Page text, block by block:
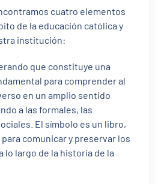
cuatro elementos
de la educación católica y
institución:
que constituye una
para comprender al
en un amplio sentido
a las formales, las
El símbolo es un libro,
comunicar y preservar los
lo largo de la historia de la